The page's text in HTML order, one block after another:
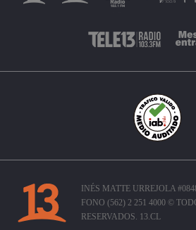
INÉS MATTE URREJOLA
FONO (562) 2 251 4000 ©
RESERVADOS. 13.CL